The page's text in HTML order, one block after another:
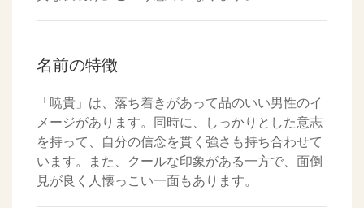
名前の特徴
「暁貴」は、落ち着きがあって品のいい男性のイ
メージがあります。同時に、しっかりとした意志
を持って、自分の信念を貫く強さも持ち合わせて
います。また、クールな印象がある一方で、面倒
見が良く人懐っこい一面もあります。